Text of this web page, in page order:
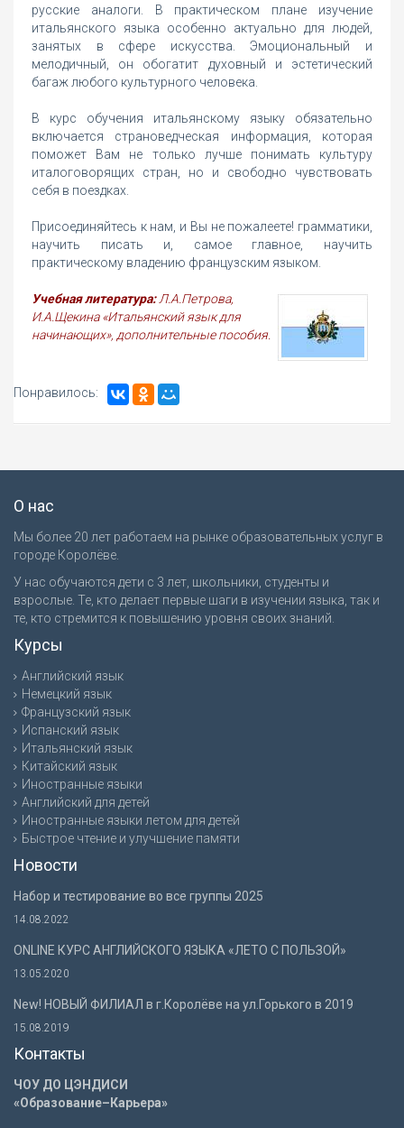
русские аналоги. В практическом плане изучение
итальянского языка особенно актуально для людей,
занятых в сфере искусства. Эмоциональный и
мелодичный, он обогатит духовный и эстетический
багаж любого культурного человека.
В курс обучения итальянскому языку обязательно
включается страноведческая информация, которая
поможет Вам не только лучше понимать культуру
италоговорящих стран, но и свободно чувствовать
себя в поездках.
Присоединяйтесь к нам, и Вы не пожалеете! грамматики,
научить писать и, самое главное, научить
практическому владению французским языком.
Учебная литература:Л.А.Петрова,
И.А.Щекина «Итальянский язык для
начинающих», дополнительные пособия.
Понравилось:
О нас
Мы более 20 лет работаем на рынке образовательных услуг в
городе Королёве.
У нас обучаются дети с 3 лет, школьники, студенты и
взрослые. Те, кто делает первые шаги в изучении языка, так и
те, кто стремится к повышению уровня своих знаний.
Курсы
Английский язык
Немецкий язык
Французский язык
Испанский язык
Итальянский язык
Китайский язык
Иностранные языки
Английский для детей
Иностранные языки летом для детей
Быстрое чтение и улучшение памяти
Новости
Набор и тестирование во все группы 2025
14.08.2022
ONLINE КУРС АНГЛИЙСКОГО ЯЗЫКА «ЛЕТО С ПОЛЬЗОЙ»
13.05.2020
New! НОВЫЙ ФИЛИАЛ в г.Королёве на ул.Горького в 2019
15.08.2019
Контакты
ЧОУ ДО ЦЭНДИСИ
«Образование–Карьера»